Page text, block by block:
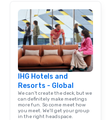
IHG Hotels and
Resorts - Global
We can't create the deck, but we
can definitely make meetings
more fun. So come meet how
you meet. We'll get your group
in the right headspace.